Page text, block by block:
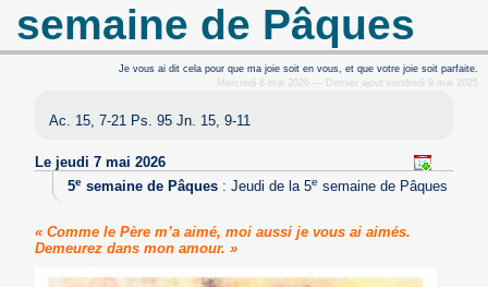
semaine de Pâques
Je vous ai dit cela pour que ma joie soit en vous, et que votre joie soit parfaite.
Mercredi 6 mai 2026 — Dernier ajout vendredi 9 mai 2025
Ac. 15, 7-21 Ps. 95 Jn. 15, 9-11
Le jeudi 7 mai 2026
5esemaine de Pâques: Jeudi de la 5e semaine de Pâques
« Comme le Père m’a aimé, moi aussi je vous ai aimés.
Demeurez dans mon amour. »